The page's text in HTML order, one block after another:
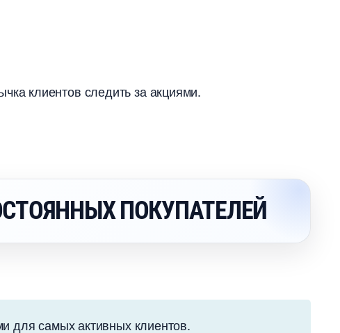
клиентов следить за акциями.
ПОКУПАТЕЛЕЙ
для самых активных клиентов.